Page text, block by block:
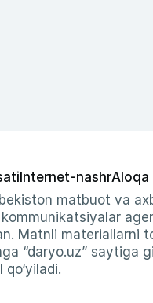
Internet-nashrAloqa
matbuot va
Matnli materiallarni
“daryo.uz” saytiga